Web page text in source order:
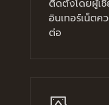
ติดตั้งโดยผู้เ
อินเทอร์เน็ตค
ต่อ